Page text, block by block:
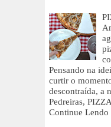
Pensando na
curtir o
descontraída, a
Pedreiras,
Continue Lendo